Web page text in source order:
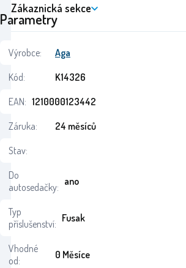
Parametry
Výrobce:
Aga
Kód:
K14326
EAN: 1210000123442
Záruka:
24 měsíců
Stav:
Do
autosedačky: ano
Typ
příslušenství: Fusak
Vhodné
od:
0 Měsíce
Zákaznická sekce